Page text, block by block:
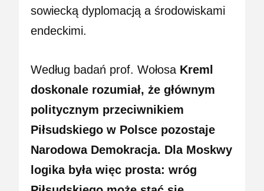
sowiecką dyplomacją a środowiskami
endeckimi.
Według badań prof. Wołosa Kreml
doskonale rozumiał, że głównym
politycznym przeciwnikiem
Piłsudskiego w Polsce pozostaje
Narodowa Demokracja. Dla Moskwy
logika była więc prosta: wróg